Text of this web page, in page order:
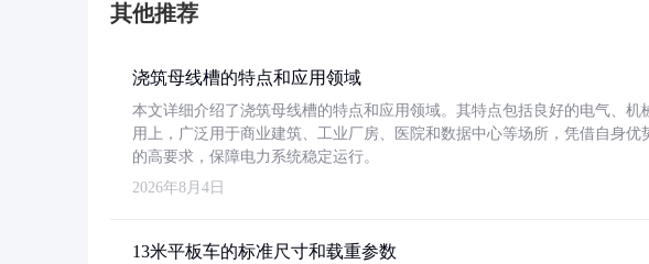
其他推荐
浇筑母线槽的特点和应用领域
本文详细介绍了浇筑母线槽的特点和应用领域。其特点包括良好的电气、机
用上，广泛用于商业建筑、工业厂房、医院和数据中心等场所，凭借自身优
的高要求，保障电力系统稳定运行。
2026年8月4日
13米平板车的标准尺寸和载重参数